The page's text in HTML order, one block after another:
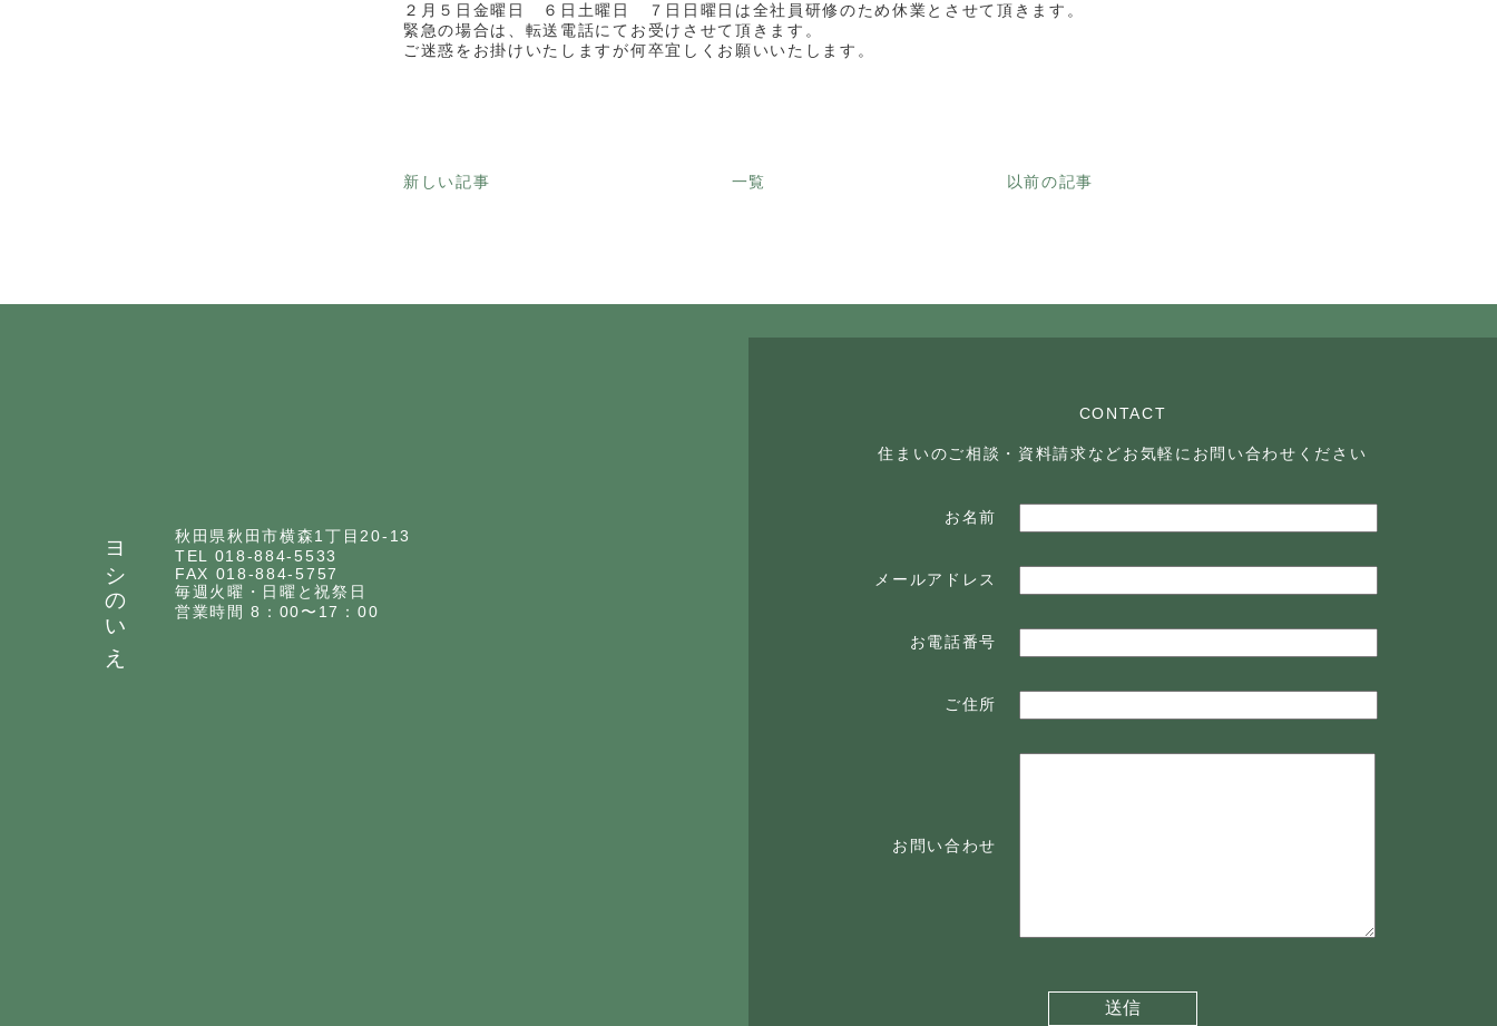
２月５日金曜日 ６日土曜日 ７日日曜日は全社員研修のため休業とさせて頂きます。
緊急の場合は、転送電話にてお受けさせて頂きます。
ご迷惑をお掛けいたしますが何卒宜しくお願いいたします。
新しい記事 一覧 以前の記事
CONTACT
住まいのご相談・資料請求などお気軽に お問い合わせください
お名前
メールアドレス
お電話番号
ご住所
お問い合わせ
ヨシのいえ
秋田県秋田市横森1丁目20-13
TEL 018-884-5533
FAX 018-884-5757
毎週火曜・日曜と祝祭日
営業時間 8：00〜17：00